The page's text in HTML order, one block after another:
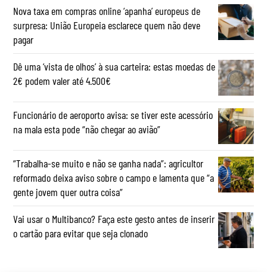
Nova taxa em compras online ‘apanha’ europeus de
surpresa: União Europeia esclarece quem não deve
pagar
Dê uma ‘vista de olhos’ à sua carteira: estas moedas de
2€ podem valer até 4.500€
Funcionário de aeroporto avisa: se tiver este acessório
na mala esta pode “não chegar ao avião”
“Trabalha-se muito e não se ganha nada”: agricultor
reformado deixa aviso sobre o campo e lamenta que “a
gente jovem quer outra coisa”
Vai usar o Multibanco? Faça este gesto antes de inserir
o cartão para evitar que seja clonado